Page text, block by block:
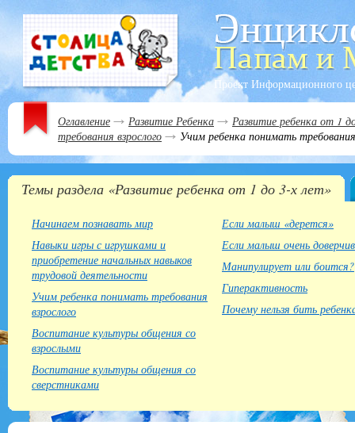
Проект Информационного
Оглавление Развитие Ребенка
Развитие ребенка от 1
требования взрослого
Учим ребенка понимать требования
Темы раздела «Развитие ребенка от 1 до 3-х лет»
Начинаем познавать мир
Навыки игры с игрушками и
приобретение начальных навыков
трудовой деятельности
Учим ребенка понимать требования
взрослого
Воспитание культуры общения со
взрослыми
Воспитание культуры общения со
сверстниками
Если малыш «дерется»
Если малыш очень доверчив
Манипулирует или боится?
Гиперактивность
Почему нельзя бить